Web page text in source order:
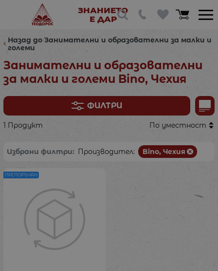
ЗНАНИЕТО
Е ДАР
Назад до Занимателни и образователни за малки и
големи
Занимателни и образователни
за малки и големи Bino, Чехия
ФИЛТРИ
1 Продукт По уместност
Избрани филтри: Производител: Bino, Чехия
ПРЕПОРЪЧАН